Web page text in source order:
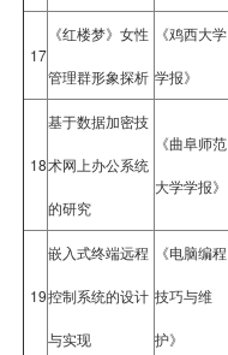
17
《红楼梦》女性
管理群形象探析
《鸡西大学
学报》
18
基于数据加密技
术网上办公系统
的研究
《曲阜师范
大学学报》
19
嵌入式终端远程
控制系统的设计
与实现
《电脑编程
技巧与维
护》